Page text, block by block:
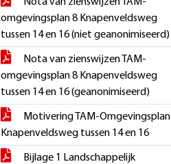
omgevingsplan 8 Knapenveldsweg
tussen 14 en 16 (niet geanonimiseerd)
Nota van zienswijzen TAM-
omgevingsplan 8 Knapenveldsweg
tussen 14 en 16 (geanonimiseerd)
Motivering TAM-Omgevingsplan
Knapenveldsweg tussen 14 en 16
Bijlage 1 Landschappelijk